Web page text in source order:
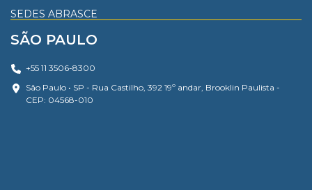
SEDES ABRASCE
SÃO PAULO
+55 11 3506-8300
São Paulo • SP - Rua Castilho, 392 19º andar, Brooklin Paulista -
CEP: 04568-010